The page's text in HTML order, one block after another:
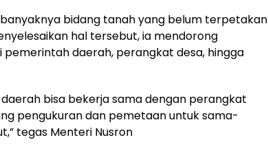
bidang tanah yang belum terpetakan
hal tersebut, ia mendorong
pemerintah daerah, perangkat desa, hingga
bisa bekerja sama dengan perangkat
pengukuran dan pemetaan untuk sama-
tegas Menteri Nusron